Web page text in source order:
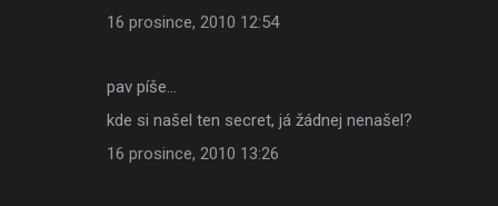
16 prosince, 2010 12:54
pav píše…
kde si našel ten secret, já žádnej nenašel?
16 prosince, 2010 13:26